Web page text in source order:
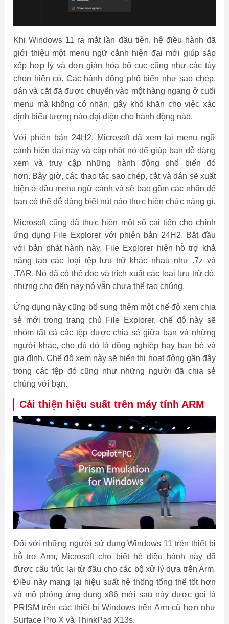
Khi Windows 11 ra mắt lần đầu tiên, hệ điều hành đã
giới thiệu một menu ngữ cảnh hiện đại mới giúp sắp
xếp hợp lý và đơn giản hóa bố cục cũng như các tùy
chọn hiện có. Các hành động phổ biến như sao chép,
dán và cắt đã được chuyển vào một hàng ngang ở cuối
menu mà không có nhãn, gây khó khăn cho việc xác
định biểu tượng nào đại diện cho hành động nào.
Với phiên bản 24H2, Microsoft đã xem lại menu ngữ
cảnh hiện đại này và cập nhật nó để giúp bạn dễ dàng
xem và truy cập những hành động phổ biến đó
hơn. Bây giờ, các thao tác sao chép, cắt và dán sẽ xuất
hiện ở đầu menu ngữ cảnh và sẽ bao gồm các nhãn để
bạn có thể dễ dàng biết nút nào thực hiện chức năng gì.
Microsoft cũng đã thực hiện một số cải tiến cho chính
ứng dụng File Explorer với phiên bản 24H2. Bắt đầu
với bản phát hành này, File Explorer hiện hỗ trợ khả
năng tạo các loại tệp lưu trữ khác nhau như .7z và
.TAR. Nó đã có thể đọc và trích xuất các loại lưu trữ đó,
nhưng cho đến nay nó vẫn chưa thể tạo chúng.
Ứng dụng này cũng bổ sung thêm một chế độ xem chia
sẻ mới trong trang chủ File Explorer, chế độ này sẽ
nhóm tất cả các tệp được chia sẻ giữa bạn và những
người khác, cho dù đó là đồng nghiệp hay bạn bè và
gia đình. Chế độ xem này sẽ hiển thị hoạt động gần đây
trong các tệp đó cũng như những người đã chia sẻ
chúng với bạn.
Cải thiện hiệu suất trên máy tính ARM
Đối với những người sử dụng Windows 11 trên thiết bị
hỗ trợ Arm, Microsoft cho biết hệ điều hành này đã
được cấu trúc lại từ đầu cho các bộ xử lý dựa trên Arm.
Điều này mang lại hiệu suất hệ thống tổng thể tốt hơn
và mô phỏng ứng dụng x86 mới sau này được gọi là
PRISM trên các thiết bị Windows trên Arm cũ hơn như
Surface Pro X và ThinkPad X13s.